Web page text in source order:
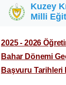
Ana içeriğe atla
Kuzey
Milli
2025 - 2026
Bahar Dönemi
Başvuru Tarihleri